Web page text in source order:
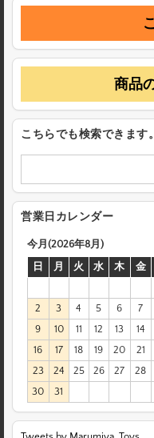
商品
こちらでも検索できます。
営業日カレンダー
今月(2026年8月)
日
月 火 水 木 金
2
3 4 5 6 7
9
10 11 12 13 14
16
17 18 19 20 21
23
24 25 26 27 28
30
31